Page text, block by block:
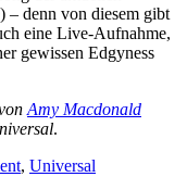
– denn von diesem gibt
eine Live-Aufnahme,
gewissen Edgyness
Amy Macdonald
.
, Universal